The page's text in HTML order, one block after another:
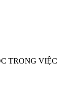
TRONG VIỆC